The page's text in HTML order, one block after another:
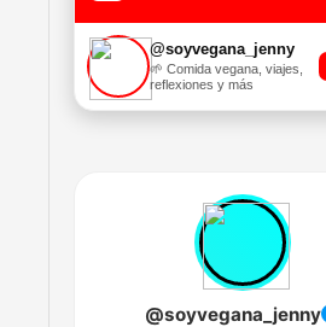
@soyvegana_jenny
🌱 Comida vegana, viajes,
reflexiones y más
@soyvegana_jenny